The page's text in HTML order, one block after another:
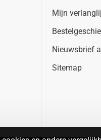
Mijn
Nieuwsbrief
Sitemap